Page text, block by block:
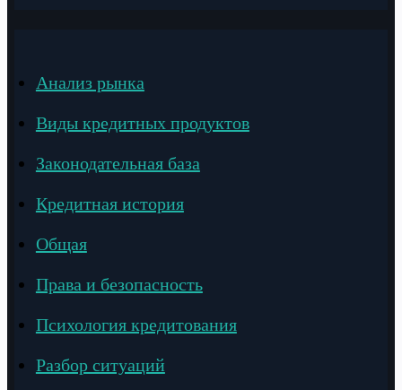
Анализ рынка
Виды кредитных продуктов
Законодательная база
Кредитная история
Общая
Права и безопасность
Психология кредитования
Разбор ситуаций